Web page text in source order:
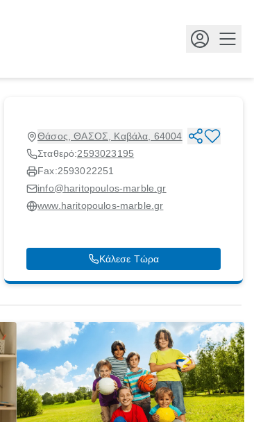
Θάσος, ΘΑΣΟΣ, Καβάλα, 64004
Σταθερό:2593023195
Fax:2593022251
info@haritopoulos-marble.gr
www.haritopoulos-marble.gr
Κάλεσε Τώρα